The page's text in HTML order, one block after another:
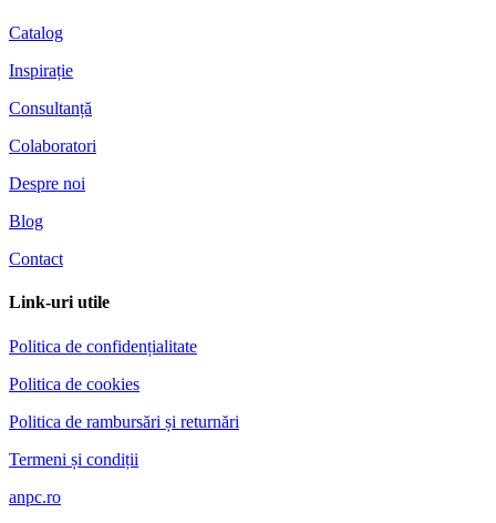
Catalog
Inspirație
Consultanță
Colaboratori
Despre noi
Blog
Contact
Link-uri utile
Politica de confidențialitate
Politica de cookies
Politica de rambursări și returnări
Termeni și condiții
anpc.ro